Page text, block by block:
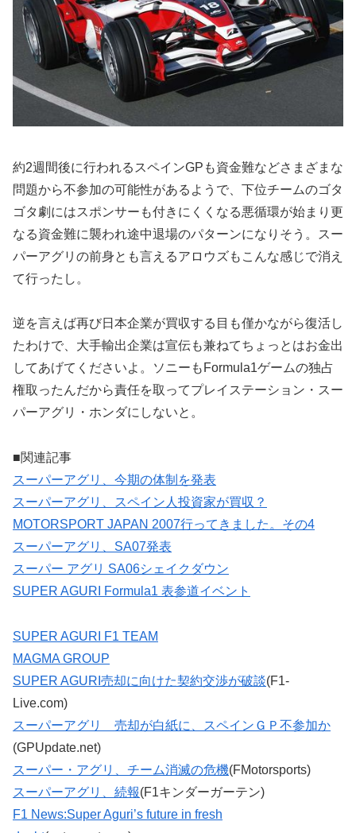
約2週間後に行われるスペインGPも資金難などさまざまな
問題から不参加の可能性があるようで、下位チームのゴタ
ゴタ劇にはスポンサーも付きにくくなる悪循環が始まり更
なる資金難に襲われ途中退場のパターンになりそう。スー
パーアグリの前身とも言えるアロウズもこんな感じで消え
て行ったし。
逆を言えば再び日本企業が買収する目も僅かながら復活し
たわけで、大手輸出企業は宣伝も兼ねてちょっとはお金出
してあげてくださいよ。ソニーもFormula1ゲームの独占
権取ったんだから責任を取ってプレイステーション・スー
パーアグリ・ホンダにしないと。
■関連記事
スーパーアグリ、今期の体制を発表
スーパーアグリ、スペイン人投資家が買収？
MOTORSPORT JAPAN 2007行ってきました。その4
スーパーアグリ、SA07発表
スーパー アグリ SA06シェイクダウン
SUPER AGURI Formula1 表参道イベント
SUPER AGURI F1 TEAM
MAGMA GROUP
SUPER AGURI売却に向けた契約交渉が破談(F1-
Live.com)
スーパーアグリ 売却が白紙に、スペインＧＰ不参加か
(GPUpdate.net)
スーパー・アグリ、チーム消滅の危機(FMotorsports)
スーパーアグリ、続報(F1キンダーガーテン)
F1 News:Super Aguri’s future in fresh